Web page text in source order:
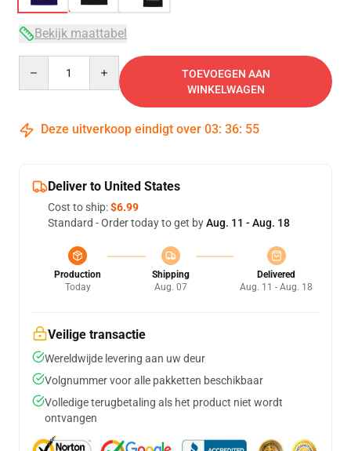
Bekijk maattabel
TOEVOEGEN AAN
WINKELWAGEN
Deze uitverkoop eindigt over 03: 36: 54
Deliver to United States
Cost to ship:$6.99
Standard - Order today to get byAug. 11 - Aug. 18
Production
Today
Shipping
Aug. 07
Delivered
Aug. 11 - Aug. 18
Veilige transactie
Wereldwijde levering aan uw deur
Volgnummer voor alle pakketten beschikbaar
Volledige terugbetaling als het product niet wordt
ontvangen